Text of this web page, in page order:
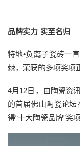
品牌实力 实至名归
特地•负离子瓷砖一
棘，荣获的多项奖项
4月12日，由陶瓷资
的首届佛山陶瓷论
得“十大陶瓷品牌”奖项